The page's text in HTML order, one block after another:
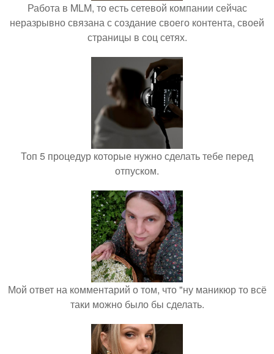
Работа в MLM, то есть сетевой компании сейчас
неразрывно связана с создание своего контента, своей
страницы в соц сетях.
Топ 5 процедур которые нужно сделать тебе перед
отпуском.
Мой ответ на комментарий о том, что "ну маникюр то всё
таки можно было бы сделать.